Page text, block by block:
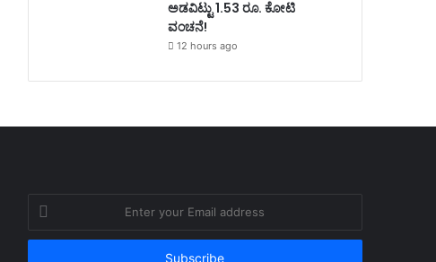
ಅಡವಿಟ್ಟು 1.53 ರೂ. ಕೋಟಿ
ವಂಚನೆ!
12 hours ago
your
Email